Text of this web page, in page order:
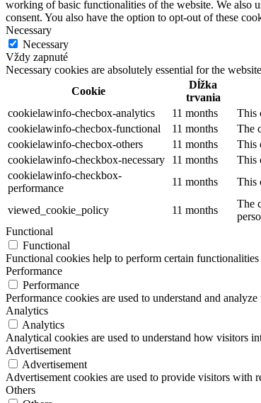
working of basic functionalities of the website. We also
consent. You also have the option to opt-out of these
Necessary
Necessary
Vždy zapnuté
Necessary cookies are absolutely essential for the
Cookie
Dĺžka
trvania
cookielawinfo-checbox-analytics
11 months
This
cookielawinfo-checbox-functional
11 months
The
cookielawinfo-checbox-others
11 months
This
cookielawinfo-checkbox-necessary
11 months
This
cookielawinfo-checkbox-
performance
11 months This
viewed_cookie_policy 11 months
The
Functional
Functional
Functional cookies help to perform certain
Performance
Performance
Performance cookies are used to understand and
Analytics
Analytics
Analytical cookies are used to understand how visitors
Advertisement
Advertisement
Advertisement cookies are used to provide visitors with
Others